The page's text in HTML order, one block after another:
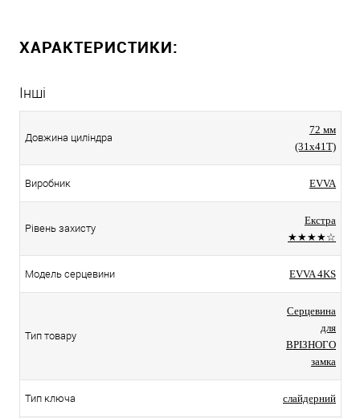
ХАРАКТЕРИСТИКИ:
Інші
Довжина циліндра
72 мм
(31x41T)
Виробник EVVA
Рівень захисту
Екстра
★★★★☆
Модель серцевини EVVA 4KS
Тип товару
Серцевина
для
ВРІЗНОГО
замка
Тип ключа слайдерний